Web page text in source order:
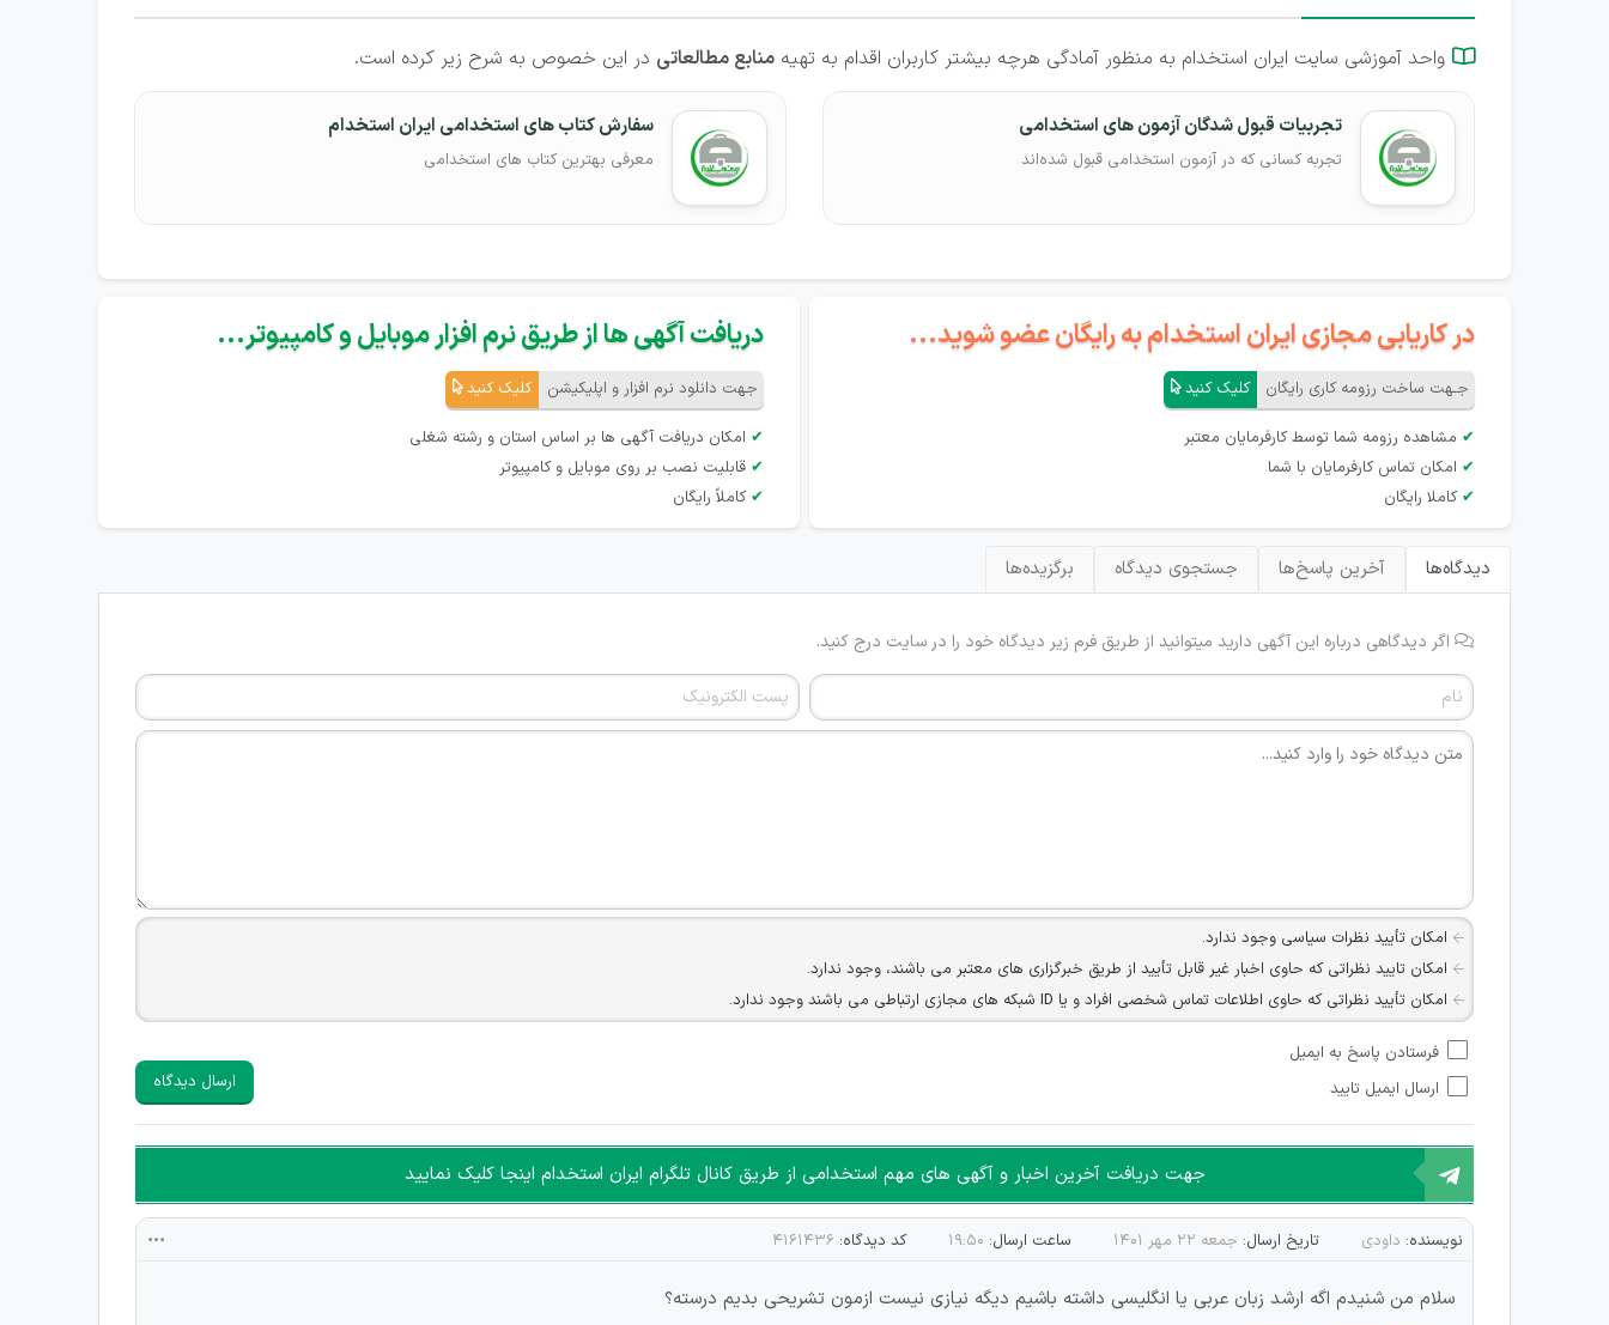
 واحد آموزشی سایت ایران استخدام به منظور آمادگی هرچه بیشتر کاربران اقدام به تهیه منابع مطالعاتی در این خصوص به شرح زیر کرده است.
تجربیات قبول شدگان آزمون های استخدامی
تجربه کسانی که در آزمون استخدامی قبول شده‌اند
سفارش کتاب های استخدامی ایران استخدام
معرفی بهترین کتاب های استخدامی
در کاریابی مجازی ایران استخدام به رایگان عضو شوید...
جـهت ساخت رزومه کاری رایگان کلیک کنید
✔ مشاهده رزومه شما توسط کارفرمایان معتبر
✔ امکان تماس کارفرمایان با شما
✔ کاملا رایگان
دریافت آگهی ها از طریق نرم افزار موبایل و کامپیوتر...
جهت دانلود نرم افزار و اپلیکیشن کلیک کنید
✔ امکان دریافت آگهی ها بر اساس استان و رشته شغلی
✔ قابلیت نصب بر روی موبایل و کامپیوتر
✔ کاملاً رایگان
دیدگاه‌ها آخرین پاسخ‌ها جستجوی دیدگاه برگزیده‌ها
اگر دیدگاهی درباره این آگهی دارید میتوانید از طریق فرم زیر دیدگاه خود را در سایت درج کنید.
امکان تأیید نظرات سیاسی وجود ندارد.
امکان تایید نظراتی که حاوی اخبار غیر قابل تأیید از طریق خبرگزاری های معتبر می باشند، وجود ندارد.
امکان تأیید نظراتی که حاوی اطلاعات تماس شخصی افراد و یا ID شبکه های مجازی ارتباطی می باشند وجود ندارد.
هرگونه تحریک، تحقیر و کنایه به سایر افراد (مسئول و غیر مسئول) غیر مجاز می باشد.
امکان هماهنگی برای هرگونه ملاقات حضوری چه به صورت دسته جمعی و چه فردی توسط کاربران سایت وجود ندارد.
فرستادن پاسخ به ایمیل
ارسال ایمیل تایید
ارسال دیدگاه
جهت دریافت آخرین اخبار و آگهی های مهم استخدامی از طریق کانال تلگرام ایران استخدام اینجا کلیک نمایید
نویسنده: داودی تاریخ ارسال: جمعه ۲۲ مهر ۱۴۰۱ ساعت ارسال: ۱۹:۵۰ کد دیدگاه: ۴۱۶۱۴۳۶
سلام من شنیدم اگه ارشد زبان عربی یا انگلیسی داشته باشیم دیگه نیازی نیست ازمون تشریحی بدیم درسته؟